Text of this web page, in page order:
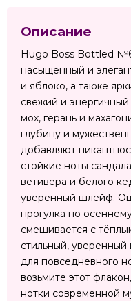
Описание
Hugo Boss Bottled
насыщенный и
и яблоко, а также
свежий и
мох, герань и
глубину и
добавляют
стойкие ноты
ветивера и белого
уверенный шлейф.
прогулка по
смешивается с
стильный,
для повседневного
возьмите этот
нотки современной